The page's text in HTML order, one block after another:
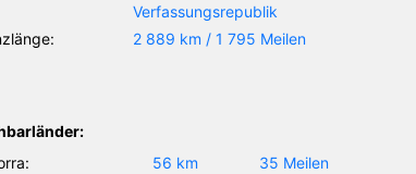
Verfassungsrepublik
2 889 km / 1 795 Meilen
56 km
35 Meilen